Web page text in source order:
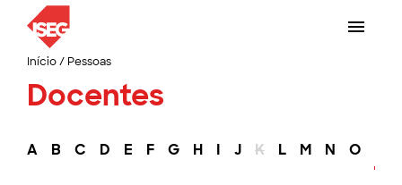
Início/ Pessoas
Docentes
A B C D E F G H I J K L M N O